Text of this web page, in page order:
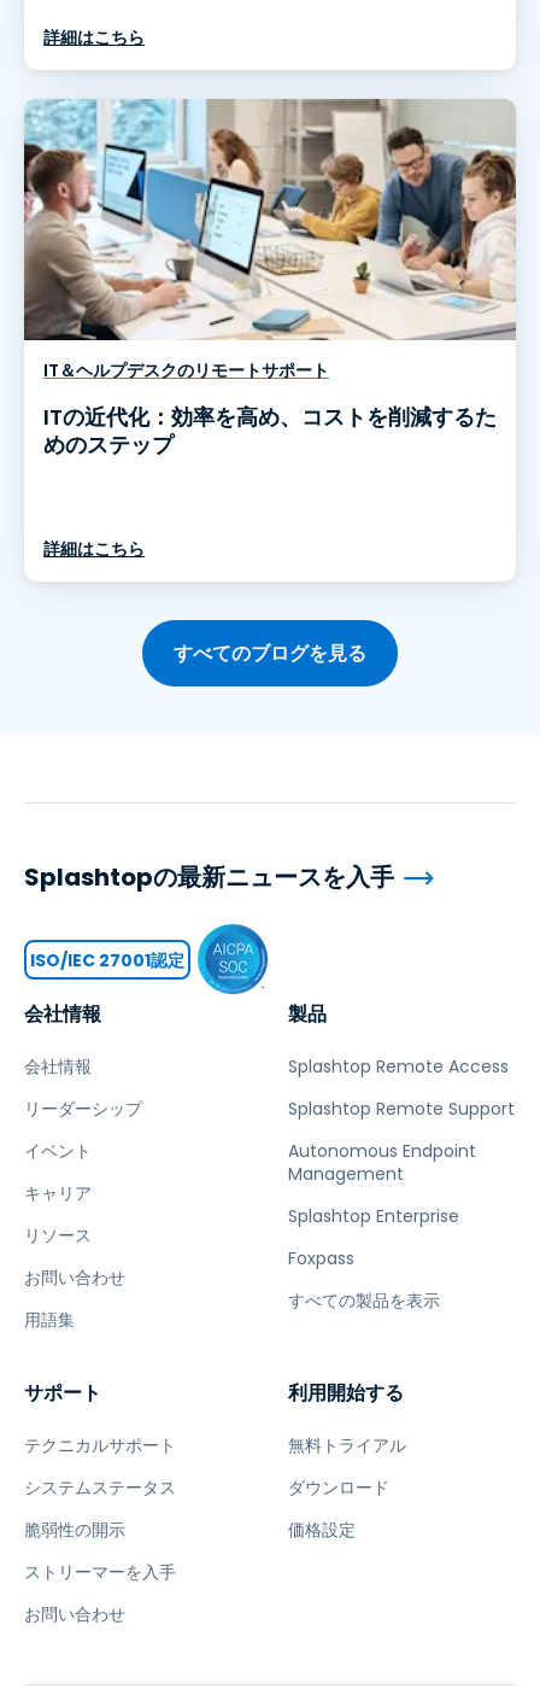
詳細はこちら
IT＆ヘルプデスクのリモートサポート
ITの近代化：効率を高め、コストを削減するた
めのステップ
詳細はこちら
すべてのブログを見る
会社情報
会社情報
リーダーシップ
イベント
キャリア
リソース
お問い合わせ
用語集
製品
Splashtop Remote Access
Splashtop Remote Support
Autonomous Endpoint
Management
Splashtop Enterprise
Foxpass
すべての製品を表示
サポート
テクニカルサポート
システムステータス
脆弱性の開示
ストリーマーを入手
お問い合わせ
利用開始する
無料トライアル
ダウンロード
価格設定
Splashtopの最新ニュースを入手
ISO/IEC 27001認定